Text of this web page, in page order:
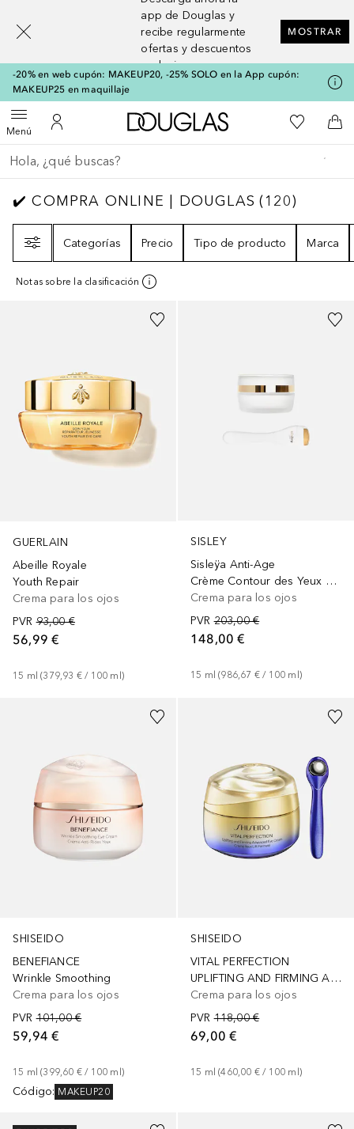
app de Douglas y
recibe regularmente
ofertas y descuentos
exclusivos
MOSTRAR
-20% en web cupón: MAKEUP20, -25% SOLO en la App cupón:
MAKEUP25 en maquillaje
MenúAbrir menúMi cuenta
A Douglas HomeMi lista de
A
Regresar
Ejecutar búsqueda
✔️ COMPRA ONLINE | DOUGLAS 120
✔️ COMPRA ONLINE | DOUGLAS (120)
Categorías
Precio Tipo de producto Marca
Notas sobre la clasificación
GUERLAIN
Abeille Royale
Youth Repair
Crema para los ojos
PVR 93,00 €
56,99 €
15 ml (379,93 € / 100 ml )
SISLEY
Sisleÿa Anti-Age
Crème Contour des Yeux et Lèvres
Crema para los ojos
PVR 203,00 €
148,00 €
15 ml (986,67 € / 100 ml )
SHISEIDO
BENEFIANCE
Wrinkle Smoothing
Crema para los ojos
PVR 101,00 €
59,94 €
15 ml (399,60 € / 100 ml )
Código: MAKEUP20
SHISEIDO
VITAL PERFECTION
UPLIFTING AND FIRMING ADVANCED
Crema para los ojos
PVR 118,00 €
69,00 €
15 ml (460,00 € / 100 ml )
[navigation.slideout.screenreader]